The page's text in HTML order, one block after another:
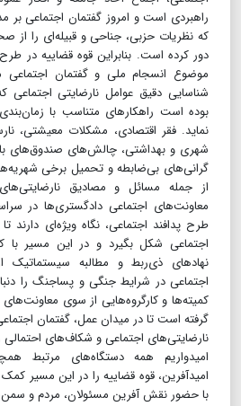
راهبردی است و امروز گفتمان اجتماعی بر
که نظریات حزبی، جناحی و قبیله‌ای را از
دور کرده است. بنابراین قوه قضاییه در
موضوع انسجام ملی و گفتمان
شناسایی دقیق عوامل نارضایتی اجتماعی
بوده است راهکارهای متناسب با
نماید. فقر اقتصادی، مشکلات معیشتی،
شهری و بهداشتی، چالش‌های صندوق‌های
گرانی‌های بی‌ضابطه و تحمیل برخی
از جمله مسائل و مصادیق
معاونت‌های اجتماعی دادگستری‌ها در
طرح پدافند اجتماعی، نگاه ویژه‌ای دارند
اجتماعی شکل بگیرد و در این مسیر با
نهادهای ذی‌ربط و مطالبه سیستماتیک
اجتماعی در شرایط جنگی و پساجنگ را
کمیته‌ها و کارگروه‌هایی از سوی
گرفته است تا در میدان عمل، گفتمان
نارضایتی‌های اجتماعی و شکاف‌های احتمالی
امیدواریم همه دستگاه‌های مرتبط
امیدآفرین، قوه قضاییه را در این مسیر
با حضور نقش آفرین مسئولان، مردم و